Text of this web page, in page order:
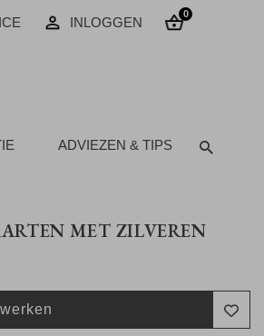
INLOGGEN
0
ADVIEZEN & TIPS
MET ZILVEREN